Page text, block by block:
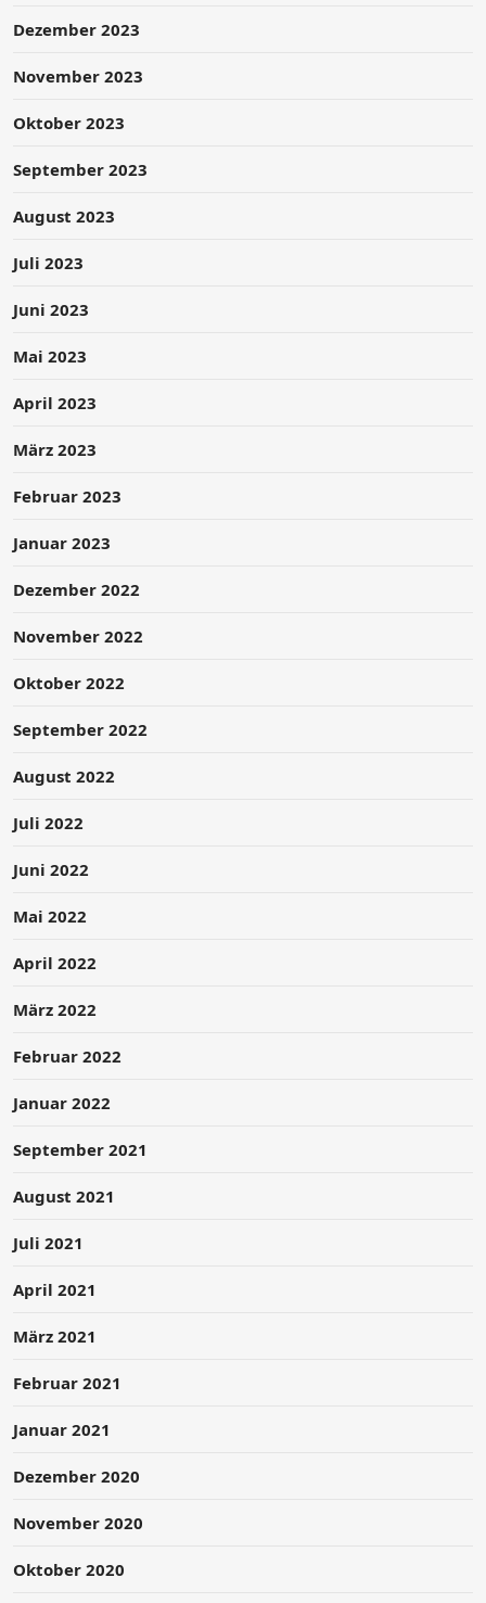
Dezember 2023
November 2023
Oktober 2023
September 2023
August 2023
Juli 2023
Juni 2023
Mai 2023
April 2023
März 2023
Februar 2023
Januar 2023
Dezember 2022
November 2022
Oktober 2022
September 2022
August 2022
Juli 2022
Juni 2022
Mai 2022
April 2022
März 2022
Februar 2022
Januar 2022
September 2021
August 2021
Juli 2021
April 2021
März 2021
Februar 2021
Januar 2021
Dezember 2020
November 2020
Oktober 2020